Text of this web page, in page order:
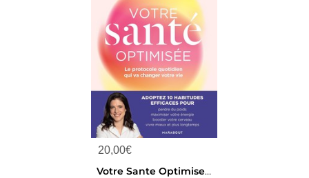
20,00€
Votre Sante Optimisee : Le Protocole Quotidien Qui Va Changer Votre Vie